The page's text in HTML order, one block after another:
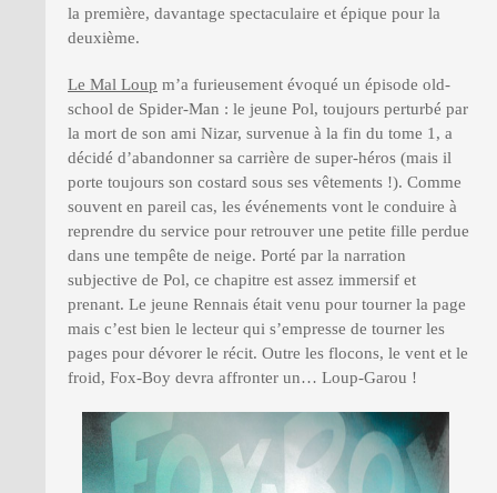
la première, davantage spectaculaire et épique pour la
deuxième.
Le Mal Loup m’a furieusement évoqué un épisode old-
school de Spider-Man : le jeune Pol, toujours perturbé par
la mort de son ami Nizar, survenue à la fin du tome 1, a
décidé d’abandonner sa carrière de super-héros (mais il
porte toujours son costard sous ses vêtements !). Comme
souvent en pareil cas, les événements vont le conduire à
reprendre du service pour retrouver une petite fille perdue
dans une tempête de neige. Porté par la narration
subjective de Pol, ce chapitre est assez immersif et
prenant. Le jeune Rennais était venu pour tourner la page
mais c’est bien le lecteur qui s’empresse de tourner les
pages pour dévorer le récit. Outre les flocons, le vent et le
froid, Fox-Boy devra affronter un… Loup-Garou !